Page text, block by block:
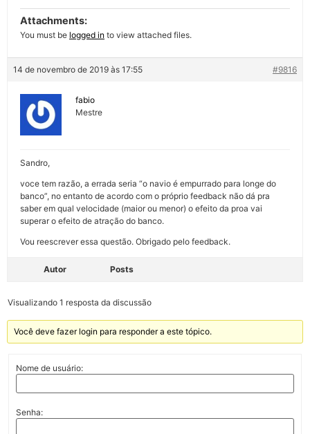
Attachments:
You must be logged in to view attached files.
14 de novembro de 2019 às 17:55 #9816
fabio
Mestre
Sandro,
voce tem razão, a errada seria “o navio é empurrado para longe do
banco”, no entanto de acordo com o próprio feedback não dá pra
saber em qual velocidade (maior ou menor) o efeito da proa vai
superar o efeito de atração do banco.
Vou reescrever essa questão. Obrigado pelo feedback.
Autor Posts
Visualizando 1 resposta da discussão
Você deve fazer login para responder a este tópico.
Nome de usuário:
Senha: